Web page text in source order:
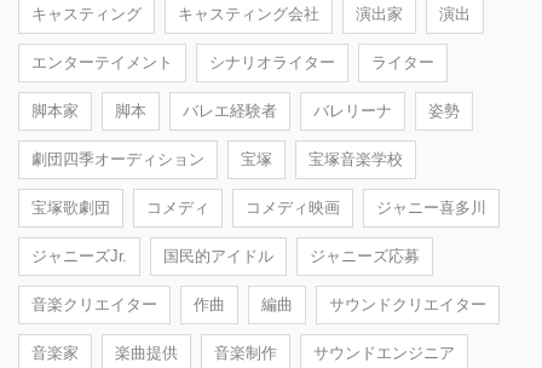
キャスティング キャスティング会社 演出家 演出
エンターテイメント シナリオライター ライター
脚本家 脚本 バレエ経験者 バレリーナ 姿勢
劇団四季オーディション 宝塚 宝塚音楽学校
宝塚歌劇団 コメディ コメディ映画 ジャニー喜多川
ジャニーズJr. 国民的アイドル ジャニーズ応募
音楽クリエイター 作曲 編曲 サウンドクリエイター
音楽家 楽曲提供 音楽制作 サウンドエンジニア